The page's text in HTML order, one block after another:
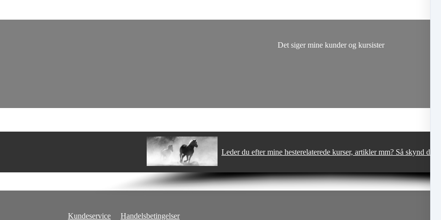
Det siger mine kunder og kursister
Leder du efter mine hesterelaterede kurser, artikler mm? Så skynd dig
Kundeservice Handelsbetingelser